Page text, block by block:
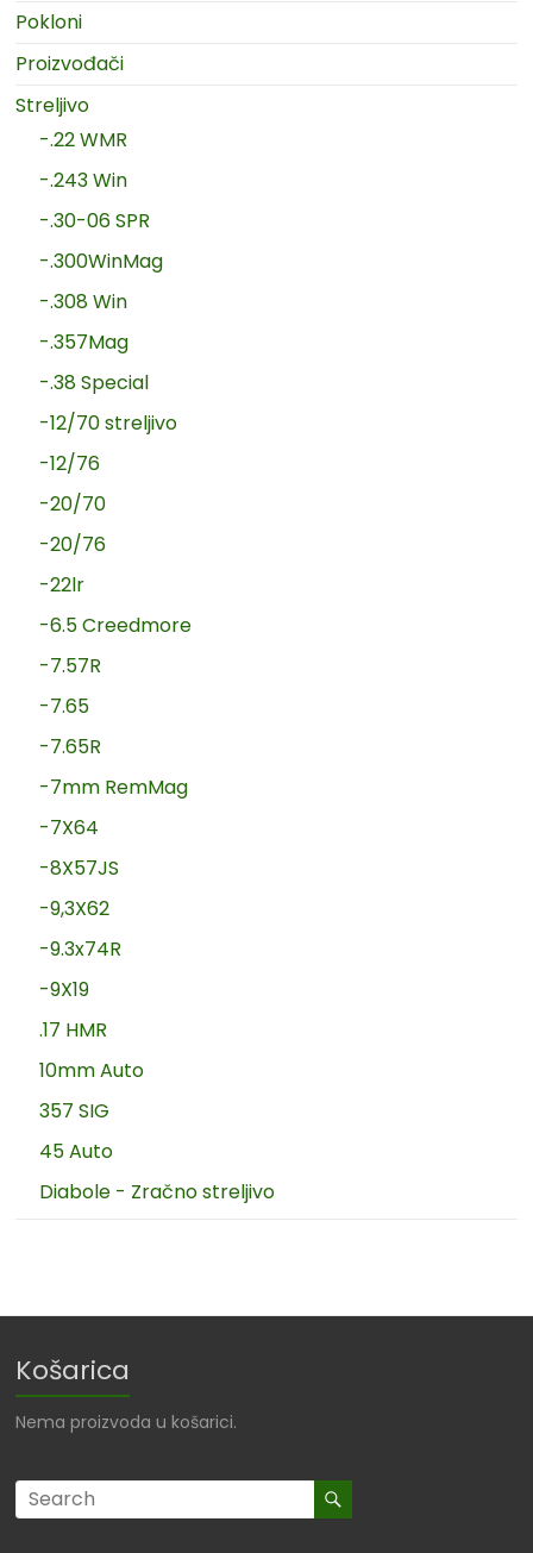
Pokloni
Proizvođači
Streljivo
-.22 WMR
-.243 Win
-.30-06 SPR
-.300WinMag
-.308 Win
-.357Mag
-.38 Special
-12/70 streljivo
-12/76
-20/70
-20/76
-22lr
-6.5 Creedmore
-7.57R
-7.65
-7.65R
-7mm RemMag
-7X64
-8X57JS
-9,3X62
-9.3x74R
-9X19
.17 HMR
10mm Auto
357 SIG
45 Auto
Diabole - Zračno streljivo
Košarica
Nema proizvoda u košarici.